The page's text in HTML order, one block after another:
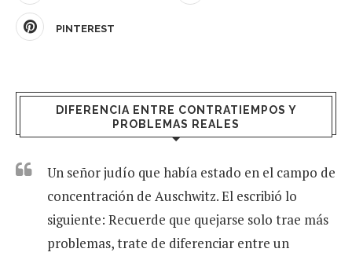
PINTEREST
DIFERENCIA ENTRE CONTRATIEMPOS Y
PROBLEMAS REALES
Un señor judío que había estado en el campo de
concentración de Auschwitz. El escribió lo
siguiente: Recuerde que quejarse solo trae más
problemas, trate de diferenciar entre un